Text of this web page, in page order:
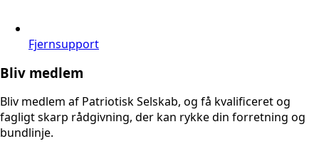
Fjernsupport
Bliv medlem
Bliv medlem af Patriotisk Selskab, og få kvalificeret og
fagligt skarp rådgivning, der kan rykke din forretning og
bundlinje.